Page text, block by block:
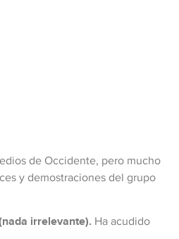
de Occidente, pero mucho
y demostraciones del grupo
irrelevante). Ha acudido